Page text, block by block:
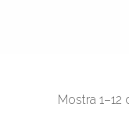
Mostra